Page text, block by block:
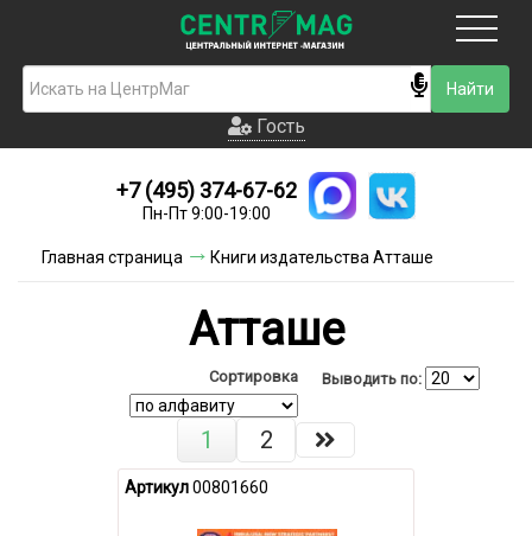
Гость
Новинки
Условия доставки
Акции и скидки
Гость
+7 (495) 374-67-62
Пн-Пт 9:00-19:00
Главная страница Книги издательства Атташе
Атташе
Сортировка Выводить по:
1 2
Артикул00801660